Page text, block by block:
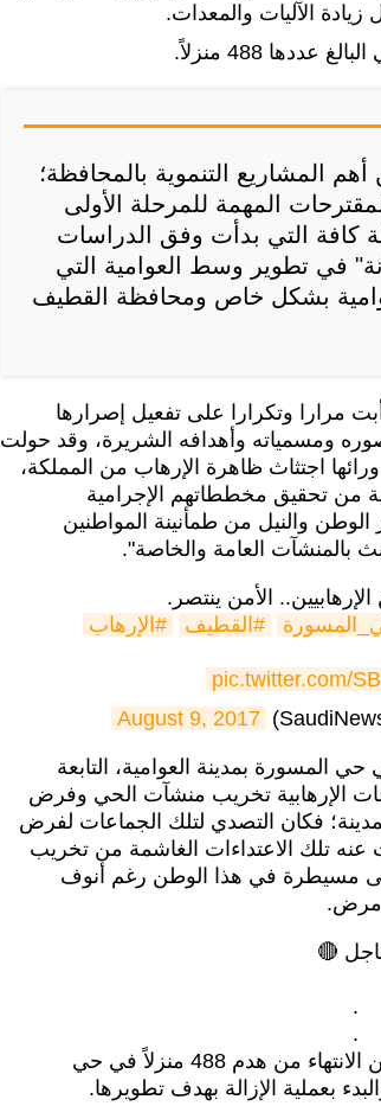
الآليات والمعدات.
488 منزلاً.
المشاريع التنموية بالمحافظة؛
المهمة للمرحلة الأولى
كافة التي بدأت وفق الدراسات
في تطوير وسط العوامية التي
بشكل خاص ومحافظة القطيف
مرارا وتكرارا على تفعيل إصرارها
ومسمياته وأهدافه الشريرة، وقد حولت
اجتثاث ظاهرة الإرهاب من المملكة،
من تحقيق مخططاتهم الإجرامية
والنيل من طمأنينة المواطنين
بالمنشآت العامة والخاصة".
الأمن ينتصر.
#القطيف #الإرهاب
pic.twitter.com/
August 9, 2017
المسورة بمدينة العوامية، التابعة
الإرهابية تخريب منشآت الحي وفرض
فكان التصدي لتلك الجماعات لفرض
عنه تلك الاعتداءات الغاشمة من تخريب
مسيطرة في هذا الوطن رغم أنوف
مرض.
🔴
.
.
من هدم 488 منزلاً في حي
بعملية الإزالة بهدف تطويرها.